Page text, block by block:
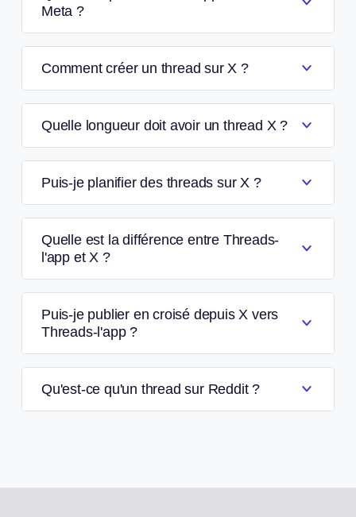
Meta ?
Comment créer un thread sur X ?
Quelle longueur doit avoir un thread X ?
Puis-je planifier des threads sur X ?
Quelle est la différence entre Threads-
l'app et X ?
Puis-je publier en croisé depuis X vers
Threads-l'app ?
Qu'est-ce qu'un thread sur Reddit ?